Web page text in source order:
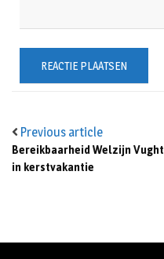
Previous article
Bereikbaarheid Welzijn Vught
in kerstvakantie